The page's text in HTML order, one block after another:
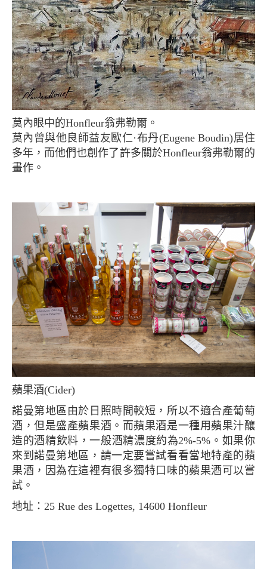
莫內眼中的Honfleur翁弗勒爾。
莫內曾與他良師益友歐仁·布丹(Eugene Boudin)居住
多年，而他們也創作了許多關於Honfleur翁弗勒爾的
畫作。
蘋果酒(Cider)
諾曼第地區由於日照時間較短，所以不適合產葡萄
酒，但是盛產蘋果酒。而蘋果酒是一種用蘋果汁釀
造的酒精飲料，一般酒精濃度約為2%-5%。如果你
來到諾曼第地區，請一定要嘗試看看當地特產的蘋
果酒，因為在這裡有很多獨特口味的蘋果酒可以嘗
試。
地址：25 Rue des Logettes, 14600 Honfleur